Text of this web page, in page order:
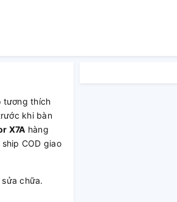
tương thích
khi bàn
X7A hàng
COD giao
chữa.